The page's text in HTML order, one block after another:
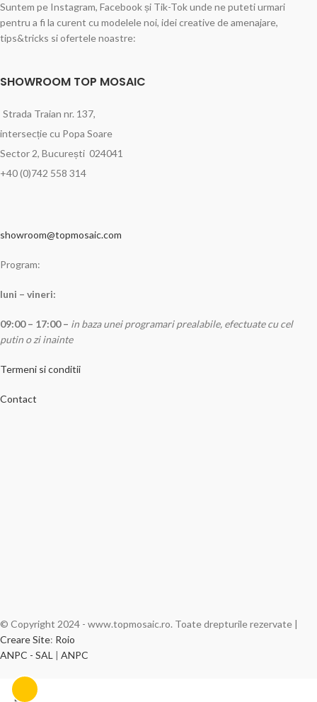
Suntem pe Instagram, Facebook și Tik-Tok unde ne puteti urmari
pentru a fi la curent cu modelele noi, idei creative de amenajare,
tips&tricks si ofertele noastre:
SHOWROOM TOP MOSAIC
Strada Traian nr. 137,
intersecție cu Popa Soare
Sector 2, București 024041
+40 (0)742 558 314
showroom@topmosaic.com
Program:
luni – vineri:
09:00 – 17:00 – in baza unei programari prealabile, efectuate cu cel
putin o zi inainte
Termeni si conditii
Contact
© Copyright 2024 - www.topmosaic.ro. Toate drepturile rezervate |
Creare Site: Roio
ANPC - SAL
ANPC